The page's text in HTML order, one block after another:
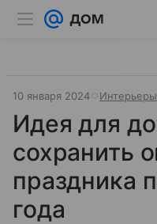
10 января 2024 Интерьеры
Идея для
сохранить
праздника
года